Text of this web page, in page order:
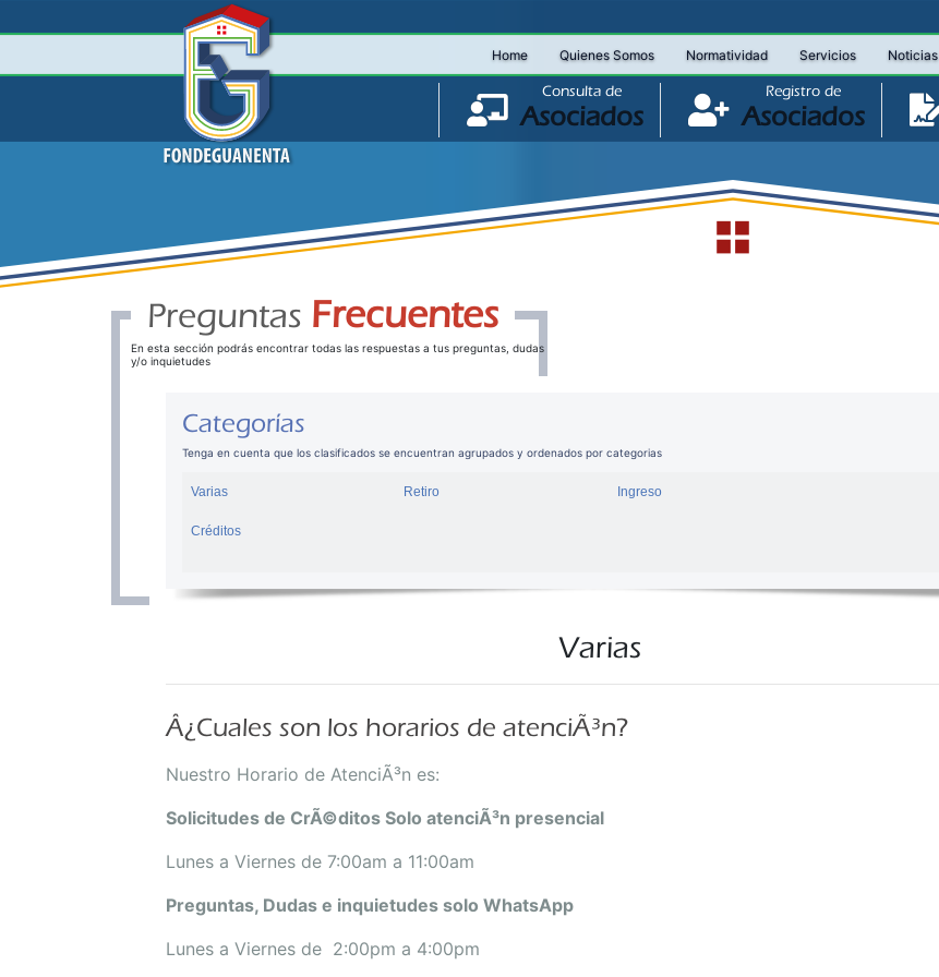
Home Quienes Somos Normatividad Servicios Noticias
Consulta de
Asociados
Registro de
Asociados
Preguntas Frecuentes
En esta sección podrás encontrar todas las respuestas a tus preguntas, dudas
y/o inquietudes
Categorías
Tenga en cuenta que los clasificados se encuentran agrupados y ordenados por categorias
Varias Retiro Ingreso
Créditos
Varias
Â¿Cuales son los horarios de atenciÃ³n?
Nuestro Horario de AtenciÃ³n es:
Solicitudes de CrÃ©ditos Solo atenciÃ³n presencial
Lunes a Viernes de 7:00am a 11:00am
Preguntas, Dudas e inquietudes solo WhatsApp
Lunes a Viernes de 2:00pm a 4:00pm
Si aún no tienes cuenta, puedes registrar tus datos para empezar a
su cuenta de correo la clave de acceso